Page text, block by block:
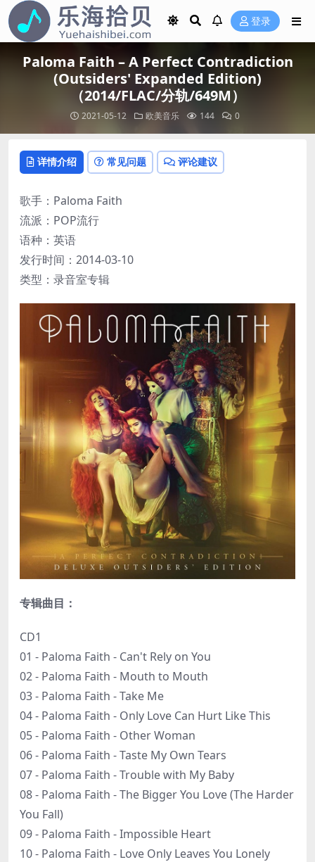
登录
Paloma Faith – A Perfect Contradiction
(Outsiders' Expanded Edition)
（2014/FLAC/分轨/649M）
2021-05-12 欧美音乐 144 0
详情介绍 常见问题 评论建议
歌手：Paloma Faith
流派：POP流行
语种：英语
发行时间：2014-03-10
类型：录音室专辑
专辑曲目：
CD1
01 - Paloma Faith - Can't Rely on You
02 - Paloma Faith - Mouth to Mouth
03 - Paloma Faith - Take Me
04 - Paloma Faith - Only Love Can Hurt Like This
05 - Paloma Faith - Other Woman
06 - Paloma Faith - Taste My Own Tears
07 - Paloma Faith - Trouble with My Baby
08 - Paloma Faith - The Bigger You Love (The Harder
You Fall)
09 - Paloma Faith - Impossible Heart
10 - Paloma Faith - Love Only Leaves You Lonely